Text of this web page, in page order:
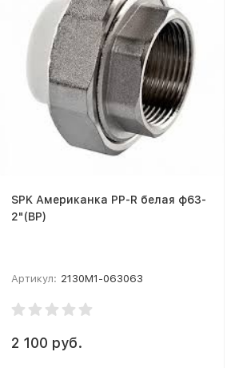
SPK Американка PP-R белая ф63-
2"(ВР)
Артикул: 2130M1-063063
2 100 руб.